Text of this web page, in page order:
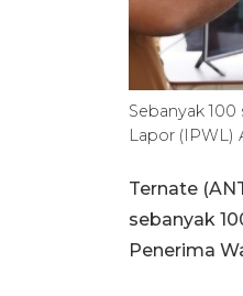
Sebanyak
Lapor (IPWL)
Ternate
sebanyak
Penerima